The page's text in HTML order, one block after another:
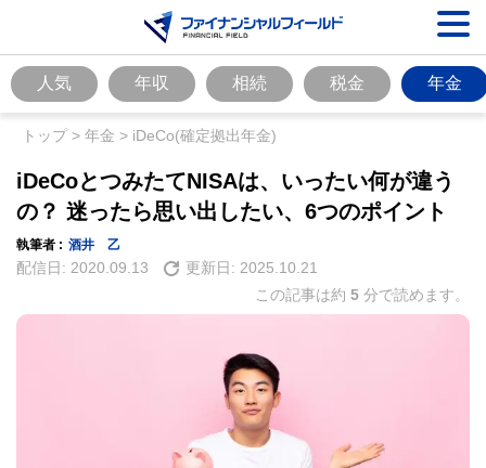
人気 年収 相続 税金 年金
トップ> 年金 > iDeCo(確定拠出年金)
iDeCoとつみたてNISAは、いったい何が違う
の？ 迷ったら思い出したい、6つのポイント
執筆者 : 酒井 乙
配信日: 2020.09.13 更新日: 2025.10.21
この記事は約 5 分で読めます。